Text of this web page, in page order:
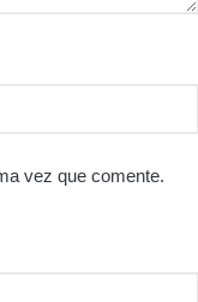
vez que comente.